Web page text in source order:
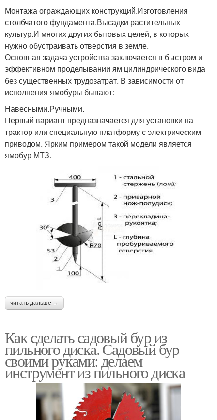
Монтажа ограждающих конструкций.Изготовления
столбчатого фундамента.Высадки растительных
культур.И многих других бытовых целей, в которых
нужно обустраивать отверстия в земле.
Основная задача устройства заключается в быстром и
эффективном проделывании ям цилиндрического вида
без существенных трудозатрат. В зависимости от
исполнения ямобуры бывают:
Навесными.Ручными.
Первый вариант предназначается для установки на
трактор или специальную платформу с электрическим
приводом. Ярким примером такой модели является
ямобур МТЗ.
читать дальше →
Как сделать садовый бур из
пильного диска. Садовый бур
своими руками: делаем
инструмент из пильного диска